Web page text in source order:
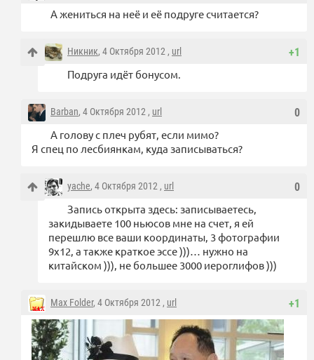
А жениться на неё и её подруге считается?
+1
Никник, 4 Октября 2012 , url
Подруга идёт бонусом.
0
Barban, 4 Октября 2012 , url
А голову с плеч рубят, если мимо?
Я спец по лесбиянкам, куда записываться?
0
yache, 4 Октября 2012 , url
Запись открыта здесь: записываетесь,
закидываете 100 ньюсов мне на счет, я ей
перешлю все ваши координаты, 3 фотографии
9х12, а также краткое эссе )))… нужно на
китайском ))), не большее 3000 иероглифов )))
+1
Max Folder, 4 Октября 2012 , url